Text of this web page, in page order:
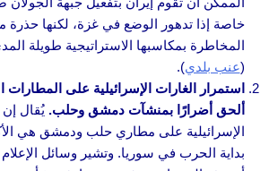
خاصة إذا تدهور الوضع في غزة، لكنها حذرة
المخاطرة بمكاسبها الاستراتيجية طويلة
(عنب بلدي).
استمرار الغارات الإسرائيلية على المطارات
ألحق أضرارًا بمنشآت دمشق وحلب. يُقال إن
الإسرائيلية على مطاري حلب ودمشق هي
بداية الحرب في سوريا. وتشير وسائل الإعلام